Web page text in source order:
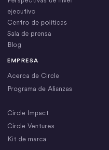
EMPRESA
Acerca de Circle
Programa de Alianzas
Circle Impact
Circle Ventures
Kit de marca
ejecutivo
Centro de políticas
Sala de prensa
Blog